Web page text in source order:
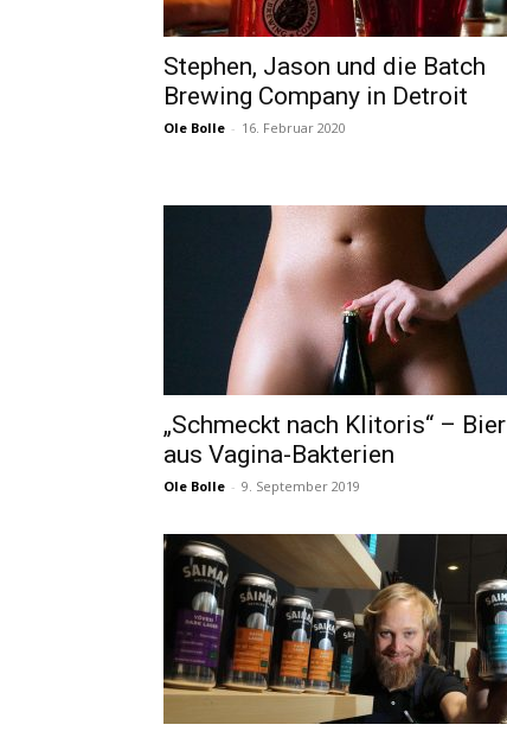
Stephen, Jason und die Batch
Brewing Company in Detroit
Ole Bolle - 16. Februar 2020
„Schmeckt nach Klitoris“ – Bier
aus Vagina-Bakterien
Ole Bolle - 9. September 2019